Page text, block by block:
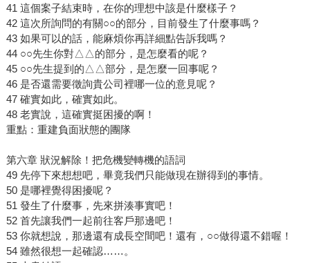
41 這個案子結束時，在你的理想中該是什麼樣子？
42 這次所詢問的有關○○的部分，目前發生了什麼事嗎？
43 如果可以的話，能麻煩你再詳細點告訴我嗎？
44 ○○先生你對△△的部分，是怎麼看的呢？
45 ○○先生提到的△△部分，是怎麼一回事呢？
46 是否還需要徵詢貴公司裡哪一位的意見呢？
47 確實如此，確實如此。
48 老實說，這確實挺困擾的啊！
重點：重建負面狀態的團隊
第六章 狀況解除！把危機變轉機的語詞
49 先停下來想想吧，畢竟我們只能做現在辦得到的事情。
50 是哪裡覺得困擾呢？
51 發生了什麼事，先來拼湊事實吧！
52 首先讓我們一起前往客戶那邊吧！
53 你就想說，那邊還有成長空間吧！還有，○○做得還不錯喔！
54 雖然很想一起確認……。